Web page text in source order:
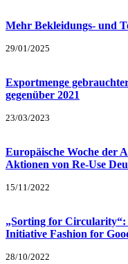
Mehr Bekleidungs- und
29/01/2025
Exportmenge
gegenüber 2021
23/03/2023
Europäische Woche der
Aktionen von Re-Use
15/11/2022
„Sorting for Circularity“:
Initiative Fashion for
28/10/2022